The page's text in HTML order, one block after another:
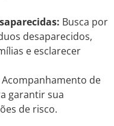
Busca por
desaparecidos,
e esclarecer
Acompanhamento de
garantir sua
de risco.